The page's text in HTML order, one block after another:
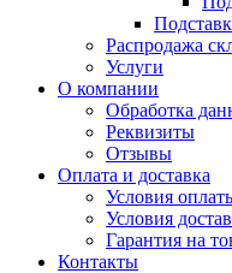
Распродажа
Услуги
О компании
Обработка
Реквизиты
Отзывы
Оплата и доставка
Условия
Условия
Гарантия на
Контакты